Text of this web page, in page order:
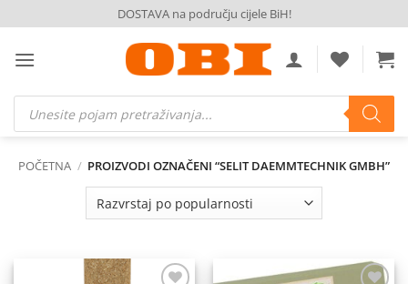
to
content
DOSTAVA na području cijele BiH!
Products
search
POČETNA / PROIZVODI OZNAČENI “SELIT DAEMMTECHNIK GMBH”